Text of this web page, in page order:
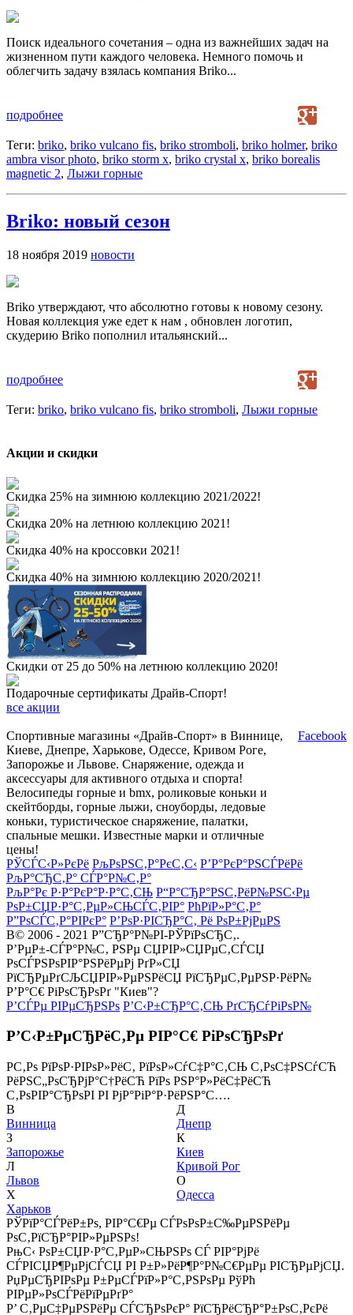
Поиск идеального сочетания – одна из важнейших задач на
жизненном пути каждого человека. Немного помочь и
облегчить задачу взялась компания Briko...
подробнее
Теги: briko, briko vulcano fis, briko stromboli, briko holmer, briko
ambra visor photo, briko storm x, briko crystal x, briko borealis
magnetic 2, Лыжи горные
Briko: новый сезон
18 ноября 2019 новости
Briko утверждают, что абсолютно готовы к новому сезону.
Новая коллекция уже едет к нам , обновлен логотип,
скудерию Briko пополнил итальянский...
подробнее
Теги: briko, briko vulcano fis, briko stromboli, Лыжи горные
Акции и скидки
Скидка 25% на зимнюю коллекцию 2021/2022!
Скидка 20% на летнюю коллекцию 2021!
Скидка 40% на кроссовки 2021!
Скидка 40% на зимнюю коллекцию 2020/2021!
Скидки от 25 до 50% на летнюю коллекцию 2020!
Подарочные сертификаты Драйв-Спорт!
все акции
Спортивные магазины «Драйв-Спорт» в Виннице,
Киеве, Днепре, Харькове, Одессе, Кривом Роге,
Запорожье и Львове. Снаряжение, одежда и
аксессуары для активного отдыха и спорта!
Велосипеды горные и bmx, роликовые коньки и
скейтборды, горные лыжи, сноуборды, ледовые
коньки, туристическое снаряжение, палатки,
спальные мешки. Известные марки и отличные
цены!
Facebook
РЎСЃС‹Р»РєРё РљРѕРЅС‚Р°РєС‚С‹ Р’Р°РєР°РЅСЃРёРё
РљР°СЂС‚Р° СЃР°Р№С‚Р°
РљР°Рє Р·Р°РєР°Р·Р°С‚СЊ Р“Р°СЂР°РЅС‚РёР№РЅС‹Рµ
РѕР±СЏР·Р°С‚РµР»СЊСЃС‚РІР° РћРїР»Р°С‚Р°
Р”РѕСЃС‚Р°РІРєР° Р’РѕР·РІСЂР°С‚ Рё РѕР±РјРµРЅ
В© 2006 - 2021 Р”СЂР°Р№РІ-РЎРїРѕСЂС‚.
Р’РµР±-СЃР°Р№С‚ РЅРµ СЏРІР»СЏРµС‚СЃСЏ
РѕСЃРЅРѕРІР°РЅРёРµРј РґР»СЏ
РїСЂРµРґСЉСЏРІР»РµРЅРёСЏ РїСЂРµС‚РµРЅР·РёР№
Р’Р°С€ РіРѕСЂРѕРґ "Киев"?
Р’СЃРµ РІРµСЂРЅРѕ Р’С‹Р±СЂР°С‚СЊ РґСЂСѓРіРѕР№
Р’С‹Р±РµСЂРёС‚Рµ РІР°С€ РіРѕСЂРѕРґ
Р­С‚Рѕ РїРѕР·РІРѕР»РёС‚ РїРѕР»СѓС‡Р°С‚СЊ С‚РѕС‡РЅСѓСЋ
РёРЅС„РѕСЂРјР°С†РёСЋ РїРѕ РЅР°Р»РёС‡РёСЋ
С‚РѕРІР°СЂРѕРІ РІ РјР°РіР°Р·РёРЅР°С….
В
Винница
З
Запорожье
Л
Львов
Х
Харьков
Д
Днепр
К
Киев
Кривой Рог
О
Одесса
РЎРїР°СЃРёР±Рѕ, РІР°С€Рµ СЃРѕРѕР±С‰РµРЅРёРµ
РѕС‚РїСЂР°РІР»РµРЅРѕ!
РњС‹ РѕР±СЏР·Р°С‚РµР»СЊРЅРѕ СЃ РІР°РјРё
СЃРІСЏР¶РµРјСЃСЏ РІ Р±Р»РёР¶Р°Р№С€РµРµ РІСЂРµРјСЏ.
РџРµСЂРІРѕРµ Р±РµСЃРїР»Р°С‚РЅРѕРµ РўРћ
РІРµР»РѕСЃРёРїРµРґР°
Р’ С‚РµС‡РµРЅРёРµ СЃСЂРѕРєР° РїСЂРёСЂР°Р±РѕС‚РєРё